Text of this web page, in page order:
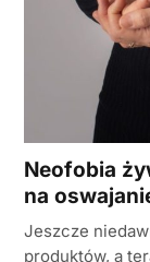
Neofobia
na
Jeszcze
produktów, a